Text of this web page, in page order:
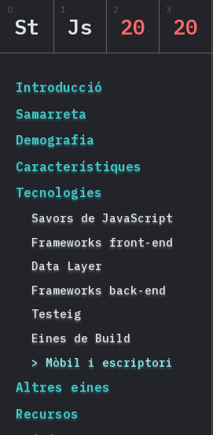
State of JS
0
St
1
Js
2
20
3
20
[ca-ES]
Introducció
Samarreta
Demografia
Característiques
Tecnologies
Savors de JavaScript
Frameworks front-end
Data Layer
Frameworks back-end
Testeig
Eines de Build
Mòbil i escriptori
Altres eines
Recursos
Navigated to State of JS